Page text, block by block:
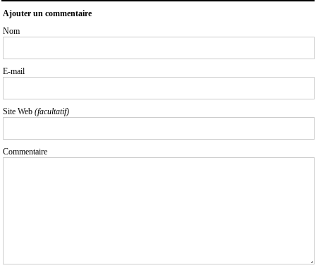
Ajouter un commentaire
Nom
E-mail
Site Web (facultatif)
Commentaire